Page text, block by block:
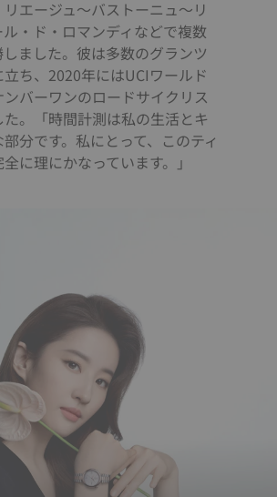
エージュ〜バストーニュ〜リ
・ド・ロマンディなどで複数
ました。彼は多数のグランツ
ち、2020年にはUCIワールド
バーワンのロードサイクリス
た。「時間計測は私の生活とキ
分です。私にとって、このティ
に理にかなっています。」